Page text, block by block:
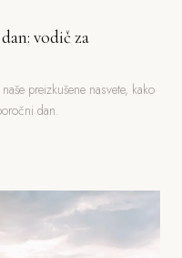
vodič za
preizkušene nasvete, kako
dan.